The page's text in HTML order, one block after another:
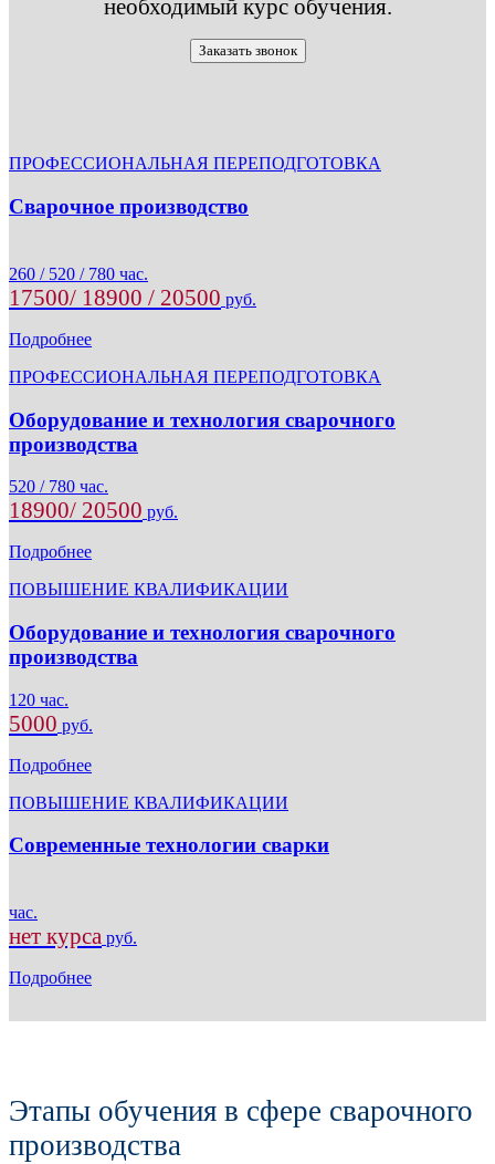
необходимый курс обучения.
Заказать звонок
ПРОФЕССИОНАЛЬНАЯ ПЕРЕПОДГОТОВКА
Сварочное производство
260 / 520 / 780 час.
17500/ 18900 / 20500 руб.
Подробнее
ПРОФЕССИОНАЛЬНАЯ ПЕРЕПОДГОТОВКА
Оборудование и технология сварочного
производства
520 / 780 час.
18900/ 20500 руб.
Подробнее
ПОВЫШЕНИЕ КВАЛИФИКАЦИИ
Оборудование и технология сварочного
производства
120 час.
5000 руб.
Подробнее
ПОВЫШЕНИЕ КВАЛИФИКАЦИИ
Современные технологии сварки
час.
нет курса руб.
Подробнее
Этапы обучения в сфере сварочного
производства